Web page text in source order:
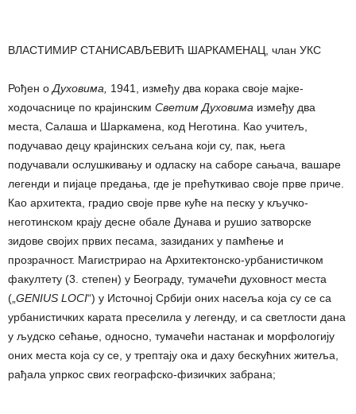
ВЛАСТИМИР СТАНИСАВЉЕВИЋ ШАРКАМЕНАЦ, члан УКС
Рођен оДуховима, 1941, између два корака своје мајке-
ходочаснице по крајинским Светим Духовима између два
места, Салаша и Шаркамена, код Неготина. Као учитељ,
подучавао децу крајинских сељана који су, пак, њега
подучавали ослушкивању и одласку на саборе сањача, вашаре
легенди и пијаце предања, где је прећуткивао своје прве приче.
Као архитекта, градио своје прве куће на песку у кључко-
неготинском крају десне обале Дунава и рушио затворске
зидове својих првих песама, зазиданих у памћење и
прозрачност. Магистрирао на Архитектонско-урбанистичком
факултету (3. степен) у Београду, тумачећи духовност места
(„GENIUS LOCI“) у Источној Србији оних насеља која су се са
урбанистичких карата преселила у легенду, и са светлости дана
у људско сећање, односно, тумачећи настанак и морфологију
оних места која су се, у трептају ока и даху бескућних житеља,
рађала упркос свих географско-физичких забрана;